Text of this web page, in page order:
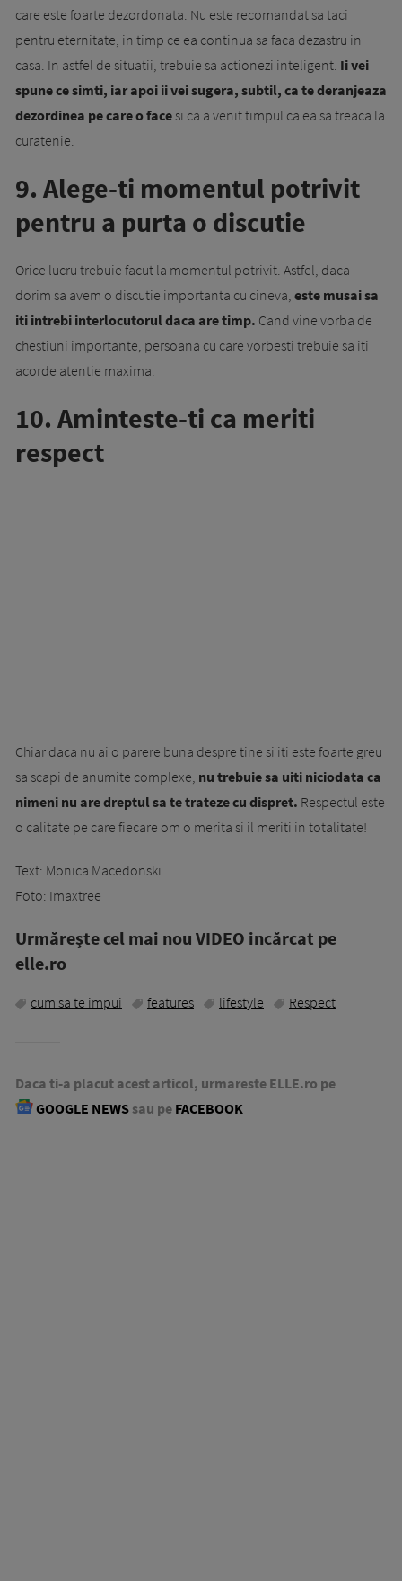
care este foarte dezordonata. Nu este recomandat sa taci
pentru eternitate, in timp ce ea continua sa faca dezastru in
casa. In astfel de situatii, trebuie sa actionezi inteligent. Ii vei
spune ce simti, iar apoi ii vei sugera, subtil, ca te deranjeaza
dezordinea pe care o facesi ca a venit timpul ca ea sa treaca la
curatenie.
9. Alege-ti momentul potrivit
pentru a purta o discutie
Orice lucru trebuie facut la momentul potrivit. Astfel, daca
dorim sa avem o discutie importanta cu cineva, este musai sa
iti intrebi interlocutorul daca are timp. Cand vine vorba de
chestiuni importante, persoana cu care vorbesti trebuie sa iti
acorde atentie maxima.
10. Aminteste-ti ca meriti
respect
Chiar daca nu ai o parere buna despre tine si iti este foarte greu
sa scapi de anumite complexe, nu trebuie sa uiti niciodata ca
nimeni nu are dreptul sa te trateze cu dispret. Respectul este
o calitate pe care fiecare om o merita si il meriti in totalitate!
Text: Monica Macedonski
Foto: Imaxtree
Urmăreşte cel mai nou VIDEO incărcat pe
elle.ro
cum sa te impui features lifestyle Respect
Daca ti-a placut acest articol, urmareste ELLE.ro pe
GOOGLE NEWS sau pe FACEBOOK